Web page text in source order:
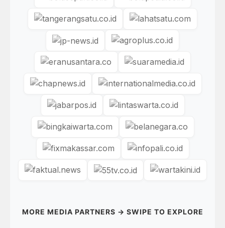
MORE MEDIA PARTNERS → SWIPE TO EXPLORE